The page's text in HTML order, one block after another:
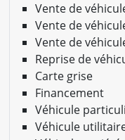
Vente de
Vente de
Vente de
Reprise de
Carte grise
Financement
Véhicule
Véhicule